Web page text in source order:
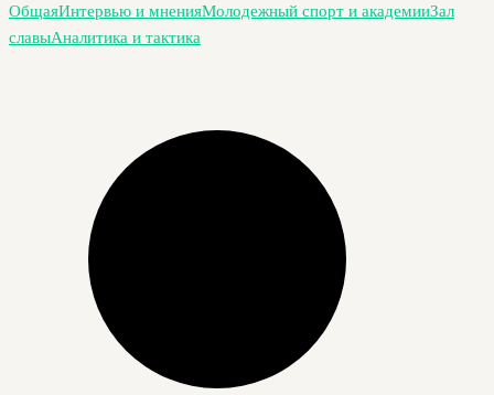
ОбщаяИнтервью и мненияМолодежный спорт и академииЗал
славыАналитика и тактика